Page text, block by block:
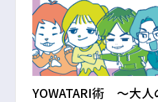
YOWATARI術 〜大